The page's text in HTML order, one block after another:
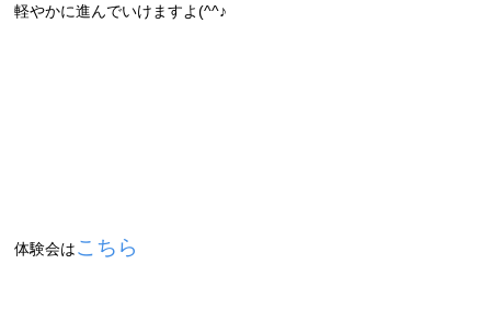
軽やかに進んでいけますよ(^^♪
体験会はこちら